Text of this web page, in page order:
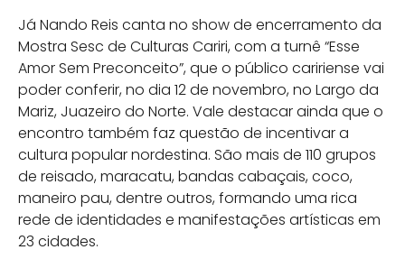
Já Nando Reis canta no show de encerramento da
Mostra Sesc de Culturas Cariri, com a turnê “Esse
Amor Sem Preconceito”, que o público caririense vai
poder conferir, no dia 12 de novembro, no Largo da
Mariz, Juazeiro do Norte. Vale destacar ainda que o
encontro também faz questão de incentivar a
cultura popular nordestina. São mais de 110 grupos
de reisado, maracatu, bandas cabaçais, coco,
maneiro pau, dentre outros, formando uma rica
rede de identidades e manifestações artísticas em
23 cidades.